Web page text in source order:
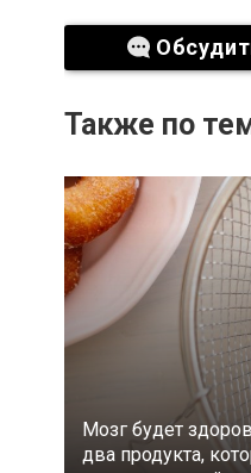
Также по
Мозг будет
два продукта,